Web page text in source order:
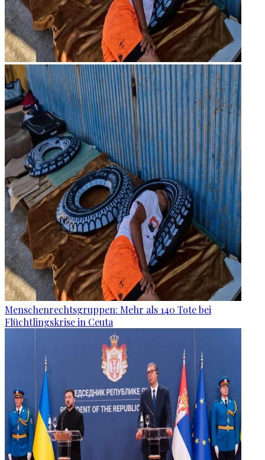
Menschenrechtsgruppen: Mehr als 140 Tote bei
Flüchtlingskrise in Ceuta